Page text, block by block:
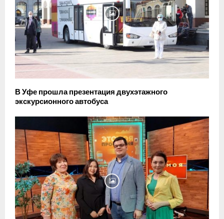
В Уфе прошла презентация двухэтажного
экскурсионного автобуса